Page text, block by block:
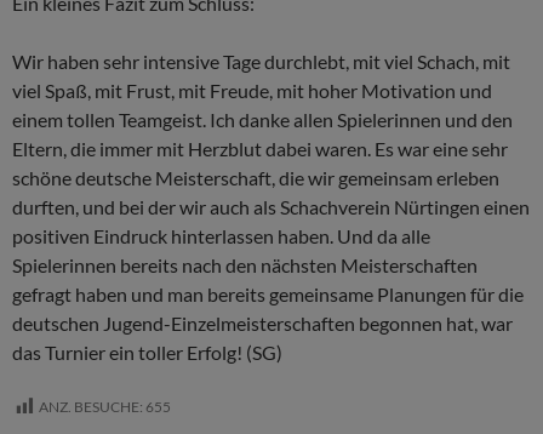
Wir haben sehr intensive Tage durchlebt, mit viel Schach, mit
viel Spaß, mit Frust, mit Freude, mit hoher Motivation und
einem tollen Teamgeist. Ich danke allen Spielerinnen und den
Eltern, die immer mit Herzblut dabei waren. Es war eine sehr
schöne deutsche Meisterschaft, die wir gemeinsam erleben
durften, und bei der wir auch als Schachverein Nürtingen einen
positiven Eindruck hinterlassen haben. Und da alle
Spielerinnen bereits nach den nächsten Meisterschaften
gefragt haben und man bereits gemeinsame Planungen für die
deutschen Jugend-Einzelmeisterschaften begonnen hat, war
das Turnier ein toller Erfolg! (SG)
ANZ. BESUCHE: 655